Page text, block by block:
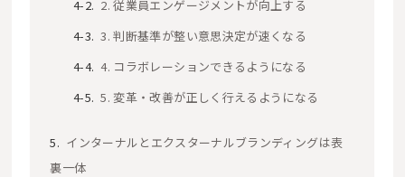
2. 従業員エンゲージメントが向上する
3. 判断基準が整い意思決定が速くなる
4. コラボレーションできるようになる
5. 変革・改善が正しく行えるようになる
インターナルとエクスターナルブランディングは表
裏一体